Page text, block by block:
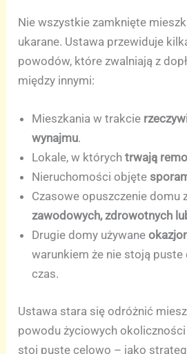
Nie wszystkie zamknięte
ukarane. Ustawa przewiduje
powodów, które zwalniają z
między innymi:
Mieszkania w trakcie
wynajmu.
Lokale, w którychtrwają
Nieruchomości objęte
Czasowe opuszczenie domu
zawodowych, zdrowotnych
Drugie domy używane
warunkiem że nie stoją puste
czas.
Ustawa stara się odróżnić
powodu życiowych
stoi puste celowo – jako